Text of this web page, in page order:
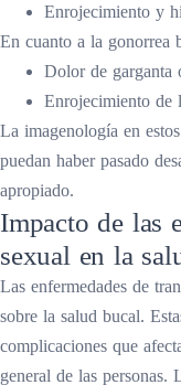
Enrojecimiento y
En cuanto a la gonorrea
Dolor de garganta
Enrojecimiento de
La imagenología en
puedan haber pasado
apropiado.
Impacto de las
sexual en la
Las enfermedades de
sobre la salud bucal.
complicaciones que
general de las personas.